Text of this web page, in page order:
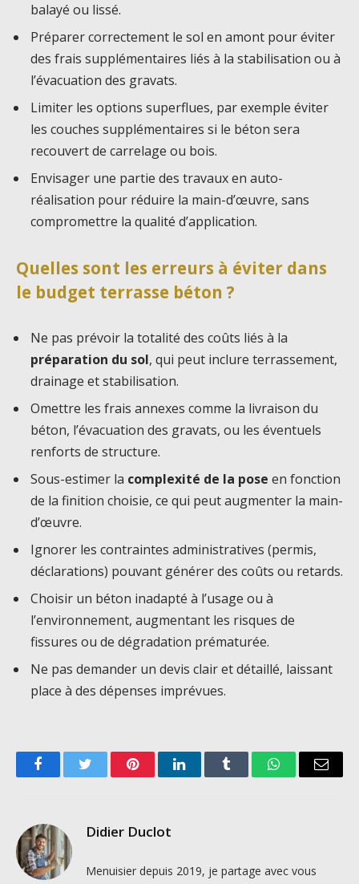
balayé ou lissé.
Préparer correctement le sol en amont pour éviter
des frais supplémentaires liés à la stabilisation ou à
l’évacuation des gravats.
Limiter les options superflues, par exemple éviter
les couches supplémentaires si le béton sera
recouvert de carrelage ou bois.
Envisager une partie des travaux en auto-
réalisation pour réduire la main-d’œuvre, sans
compromettre la qualité d’application.
Quelles sont les erreurs à éviter dans
le budget terrasse béton ?
Ne pas prévoir la totalité des coûts liés à la
préparation du sol, qui peut inclure terrassement,
drainage et stabilisation.
Omettre les frais annexes comme la livraison du
béton, l’évacuation des gravats, ou les éventuels
renforts de structure.
Sous-estimer la complexité de la pose en fonction
de la finition choisie, ce qui peut augmenter la main-
d’œuvre.
Ignorer les contraintes administratives (permis,
déclarations) pouvant générer des coûts ou retards.
Choisir un béton inadapté à l’usage ou à
l’environnement, augmentant les risques de
fissures ou de dégradation prématurée.
Ne pas demander un devis clair et détaillé, laissant
place à des dépenses imprévues.
FacebookTwitter PinterestLinkedInTumblr WhatsAppEmail
Didier Duclot
Menuisier depuis 2019, je partage avec vous